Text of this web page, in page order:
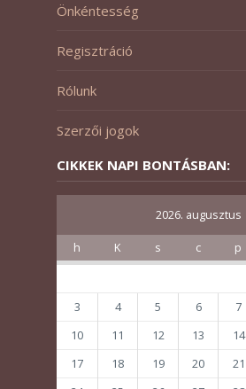
Önkéntesség
Regisztráció
Rólunk
Szerzői jogok
CIKKEK NAPI BONTÁSBAN:
2026. augusztus
h K s c p
3
4 5 6 7
10
11 12 13 14
17
18 19 20 21